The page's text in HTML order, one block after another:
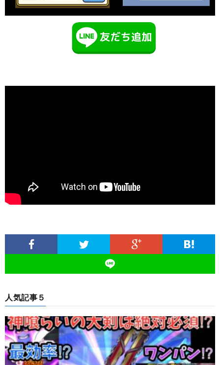
人気記事５